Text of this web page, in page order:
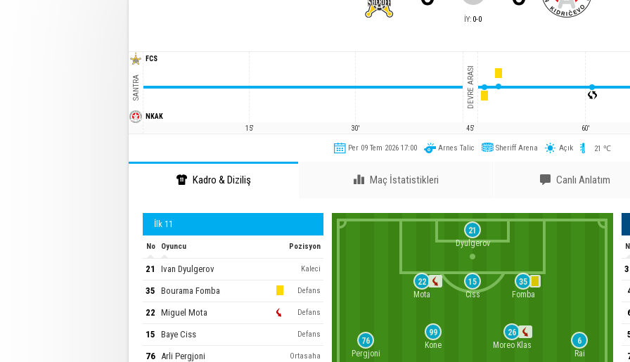
İY: 0-0
FCS
SANTRA
NKAK
15'
30'
DEVRE ARASI
45' 60'
Per 09 Tem 2026 17:00 Arnes Talic Sheriff Arena Açık 21 ℃
Kadro & Diziliş Maç İstatistikleri Canlı Anlatım
İlk 11
No Oyuncu Pozisyon
21 Ivan Dyulgerov Kaleci
35 Bourama Fomba Defans
22 Miguel Mota Defans
15 Baye Ciss Defans
76 Arli Pergjoni Ortasaha
21
Dyulgerov
35
Fomba
15
Ciss
22
Mota
6
Rai
26
Moreo Klas
99
Kone
76
Pergjoni